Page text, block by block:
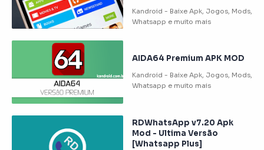
AIDA64 Premium APK MOD
RDWhatsApp v7.20 Apk
Mod - Ultima Versão
[Whatsapp Plus]